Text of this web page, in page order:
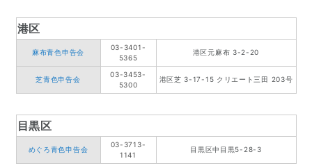
港区
麻布青色申告会
03-3401-
5365
港区元麻布 3-2-20
芝青色申告会
03-3453-
5300
港区芝 3-17-15 クリエート三田 203号
目黒区
めぐろ青色申告会
03-3713-
1141
目黒区中目黒5-28-3